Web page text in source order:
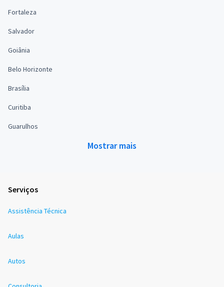
Fortaleza
Salvador
Goiânia
Belo Horizonte
Brasília
Curitiba
Guarulhos
Mostrar mais
Serviços
Assistência Técnica
Aulas
Autos